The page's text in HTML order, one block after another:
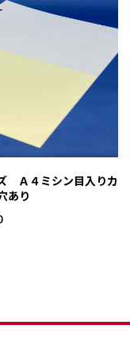
Ａ４ミシン目入りカ
あり